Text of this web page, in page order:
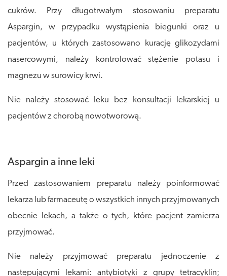
cukrów. Przy długotrwałym stosowaniu preparatu
Aspargin, w przypadku wystąpienia biegunki oraz u
pacjentów, u których zastosowano kurację glikozydami
nasercowymi, należy kontrolować stężenie potasu i
magnezu w surowicy krwi.
Nie należy stosować leku bez konsultacji lekarskiej u
pacjentów z chorobą nowotworową.
Aspargin a inne leki
Przed zastosowaniem preparatu należy poinformować
lekarza lub farmaceutę o wszystkich innych przyjmowanych
obecnie lekach, a także o tych, które pacjent zamierza
przyjmować.
Nie należy przyjmować preparatu jednoczenie z
następującymi lekami: antybiotyki z grupy tetracyklin;